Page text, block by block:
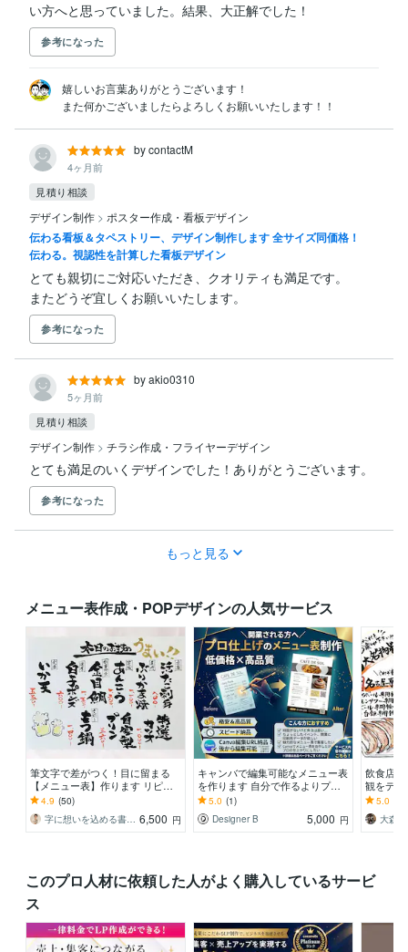
い方へと思っていました。結果、大正解でした！
参考になった
嬉しいお言葉ありがとうございます！
また何かございましたらよろしくお願いいたします！！
by contactM
4ヶ月前
見積り相談
デザイン制作 > ポスター作成・看板デザイン
伝わる看板＆タペストリー、デザイン制作します 全サイズ同価格！
伝わる。視認性を計算した看板デザイン
とても親切にご対応いただき、クオリティも満足です。
またどうぞ宜しくお願いいたします。
参考になった
by akio0310
5ヶ月前
見積り相談
デザイン制作 > チラシ作成・フライヤーデザイン
とても満足のいくデザインでした！ありがとうございます。
参考になった
もっと見る
メニュー表作成・POPデザインの人気サービス
筆文字で差がつく！目に留まる
【メニュー表】作ります リピー
ト率高！スピード・安心感重視の
方におすすめ
4.9 (50)
字に想いを込める書道家 瑞季 6,500 円
キャンバで編集可能なメニュー表
を作ります 自分で作るよりプロ
にお任せ！低価格でデザインと仕
上がりを両立
5.0 (1)
Designer B
5,000 円
飲食店
観をデ
温かみ
字＆イ
5.0
大森
このプロ人材に依頼した人がよく購入しているサービ
ス